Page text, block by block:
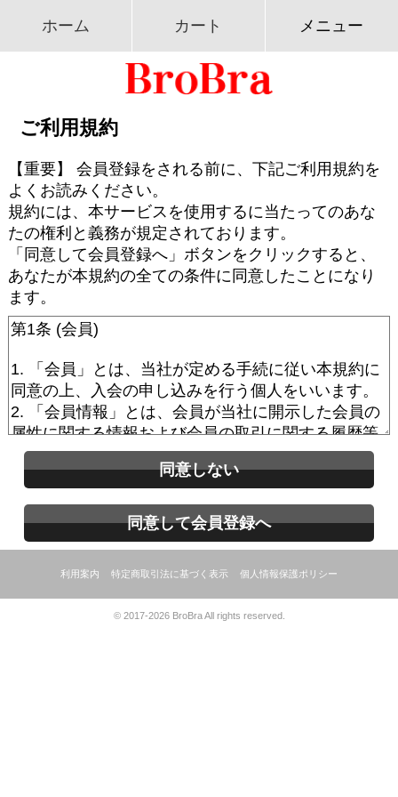
ホーム カート メニュー
ご利用規約
【重要】 会員登録をされる前に、下記ご利用規約を
よくお読みください。
規約には、本サービスを使用するに当たってのあな
たの権利と義務が規定されております。
「同意して会員登録へ」ボタンをクリックすると、
あなたが本規約の全ての条件に同意したことになり
ます。
同意しない
同意して会員登録へ
利用案内 特定商取引法に基づく表示 個人情報保護ポリシー
© 2017-2026 BroBra All rights reserved.